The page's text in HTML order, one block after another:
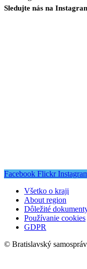
Sledujte nás na
Facebook Flickr
Všetko o kraji
About region
Dôležité
Používanie cookies
GDPR
© Bratislavský